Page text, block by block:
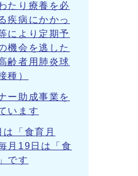
たり療養を必
疾病にかかっ
により定期予
機会を逃した
齢者用肺炎球
種）
ー助成事業を
います
「食育月
月19日は「食
です